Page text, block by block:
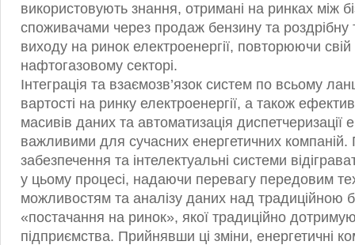
використовують знання, отримані на ринках між
споживачами через продаж бензину та роздрібну
виходу на ринок електроенергії, повторюючи свій
нафтогазовому секторі.
Інтеграція та взаємозв’язок систем по всьому
вартості на ринку електроенергії, а також
масивів даних та автоматизація диспетчеризації
важливими для сучасних енергетичних
забезпечення та інтелектуальні системи
у цьому процесі, надаючи перевагу передовим
можливостям та аналізу даних над традиційною
«постачання на ринок», якої традиційно
підприємства. Прийнявши ці зміни, енергетичні